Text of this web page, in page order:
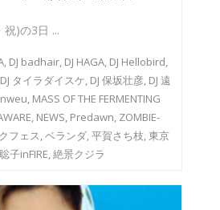
)の3日 ...
, DJ badhair, DJ HAGA, DJ Hellobird,
DJ タイラダイスケ, DJ 保坂壮彦, DJ 遠
, MASS OF THE FERMENTING
, NEWS, Predawn, ZOMBIE-
フェス,ベランダ,平賀さち枝,東京
子inFIRE,絶景クジラ